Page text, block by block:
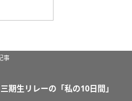
事
三期生リレーの「私の10日間」